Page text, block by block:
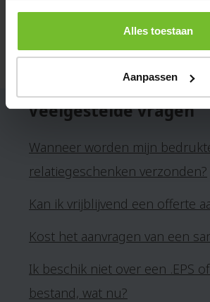
Alles toestaan
Aanpassen
Artikelnummer A81-AP800522-
Veelgestelde vragen
Wanneer worden mijn
relatiegeschenken verzonden?
Kan ik vrijblijvend een offerte
Kost het aanvragen van een
Ik beschik niet over een .EPS
bestand, wat nu?